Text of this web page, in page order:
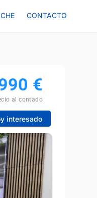
CONTACTO
€
al contado
interesado